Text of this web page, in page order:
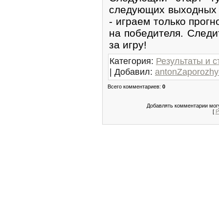
следующих выходных
- играем только
на победителя.
за игру!
Категория: Результаты и
| Добавил:
Всего комментариев: 0
Добавлять комментарии
[